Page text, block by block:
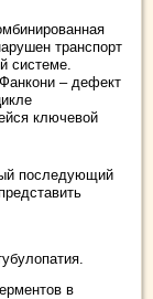
транспорт
системе.
– дефект
ключевой
последующий
в